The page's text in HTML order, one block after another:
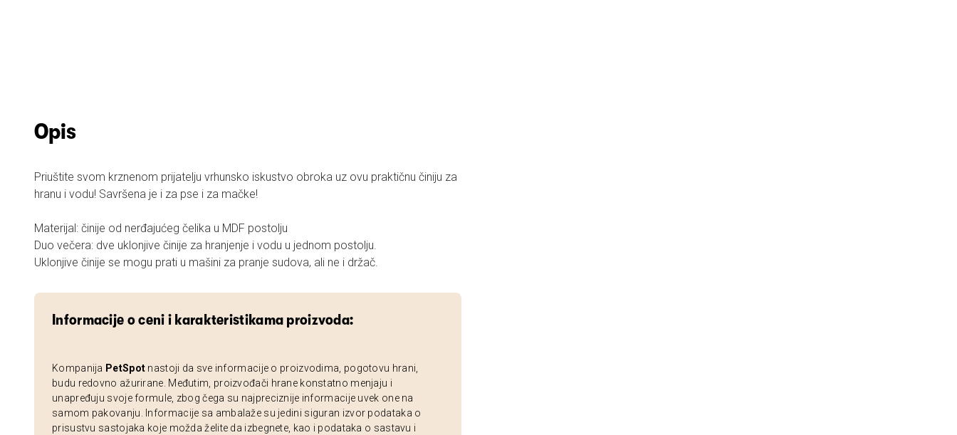
Opis
Priuštite svom krznenom prijatelju vrhunsko iskustvo obroka uz ovu praktičnu činiju za
hranu i vodu! Savršena je i za pse i za mačke!
Materijal: činije od nerđajućeg čelika u MDF postolju
Duo večera: dve uklonjive činije za hranjenje i vodu u jednom postolju.
Uklonjive činije se mogu prati u mašini za pranje sudova, ali ne i držač.
Informacije o ceni i karakteristikama proizvoda:
Kompanija PetSpot nastoji da sve informacije o proizvodima, pogotovu hrani,
budu redovno ažurirane. Međutim, proizvođači hrane konstatno menjaju i
unapređuju svoje formule, zbog čega su najpreciznije informacije uvek one na
samom pakovanju. Informacije sa ambalaže su jedini siguran izvor podataka o
prisustvu sastojaka koje možda želite da izbegnete, kao i podataka o sastavu i